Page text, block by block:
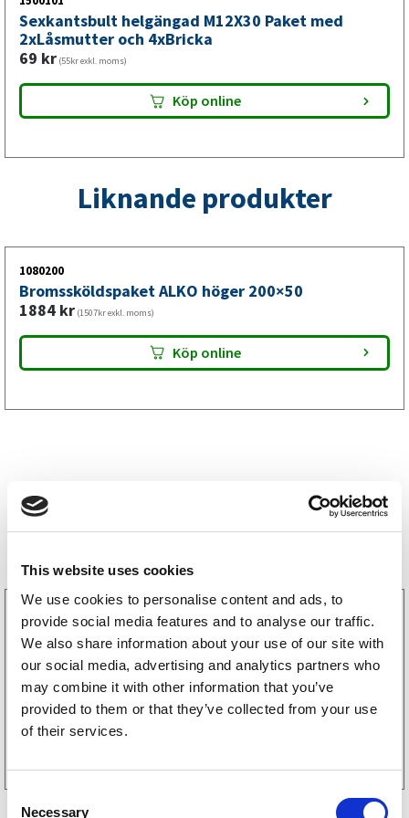
This website uses cookies
We use cookies to personalise content and ads, to
provide social media features and to analyse our traffic.
We also share information about your use of our site with
our social media, advertising and analytics partners who
may combine it with other information that you’ve
provided to them or that they’ve collected from your use
of their services.
C
Necessary
10–18 år gamla. Alltid med fri frakt.
Sexkantsbult helgängad M12X30 Paket med
2xLåsmutter och 4xBricka
69 kr (55kr exkl. moms)
Köp online
Liknande produkter
1080200
Bromssköldspaket ALKO höger 200×50
1884 kr (1507kr exkl. moms)
Köp online
Storsäljare
3160052
LGF Skylt Självhäftande
238kr